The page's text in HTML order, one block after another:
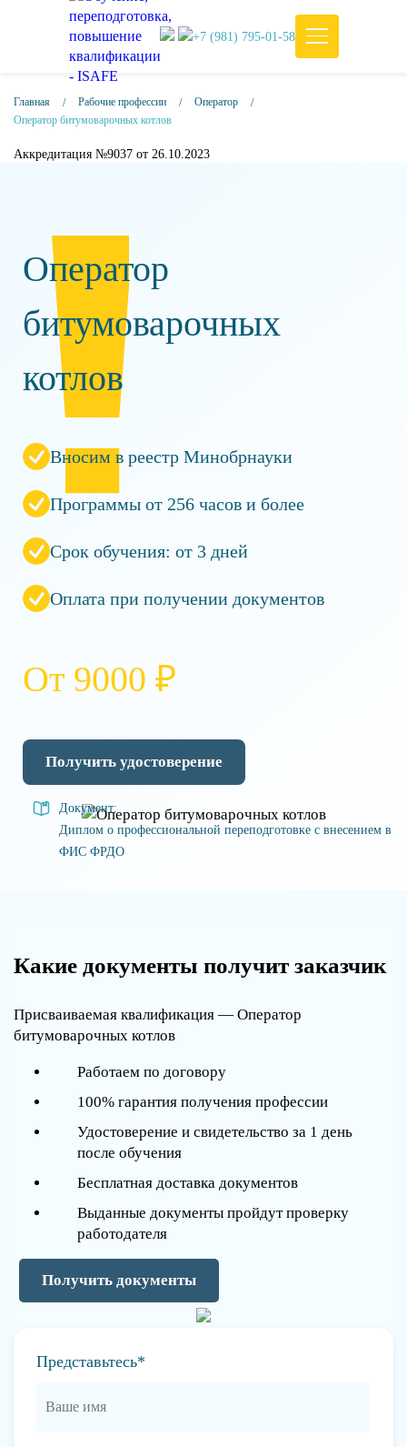
+7 (981) 795-01-58
Главная Рабочие профессии
Оператор
Оператор битумоварочных котлов
Аккредитация №9037 от 26.10.2023
Оператор
битумоварочных
котлов
Вносим в реестр Минобрнауки
Программы от 256 часов и более
Срок обучения: от 3 дней
Оплата при получении документов
От 9000 ₽
Получить удостоверение
Документ:
Диплом о профессиональной переподготовке с внесением в
ФИС ФРДО
Какие документы получит заказчик
Присваиваемая квалификация — Оператор
битумоварочных котлов
Работаем по договору
100% гарантия получения профессии
Удостоверение и свидетельство за 1 день
после обучения
Бесплатная доставка документов
Выданные документы пройдут проверку
работодателя
Получить документы
Представьтесь*